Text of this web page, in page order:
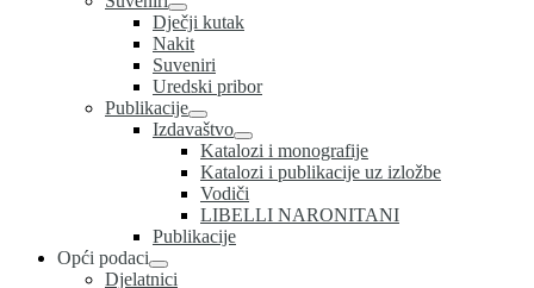
Dječji kutak
Nakit
Suveniri
Uredski pribor
Publikacije
Izdavaštvo
Katalozi i monografije
Katalozi i publikacije uz izložbe
Vodiči
LIBELLI NARONITANI
Publikacije
Opći podaci
Djelatnici